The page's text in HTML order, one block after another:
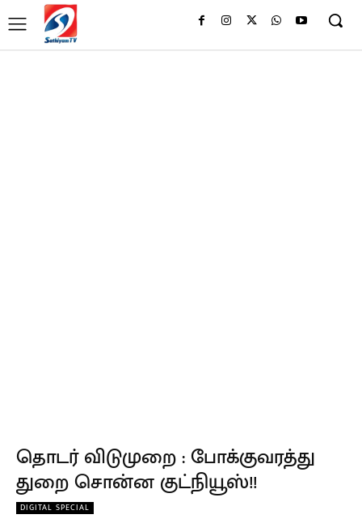
தொடர் விடுமுறை : போக்குவரத்து
துறை சொன்ன குட்நியூஸ்!!
DIGITAL SPECIAL